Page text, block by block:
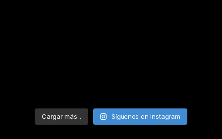
Cargar más... Síguenos en Instagram